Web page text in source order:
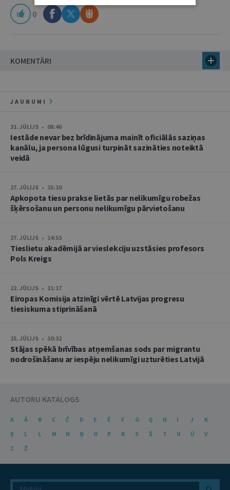
0
KOMENTĀRI
JAUNUMI
31. JŪLIJS • 08:46
Iestāde nevar bez brīdinājuma mainīt oficiālās saziņas
kanālu, ja persona lūgusi turpināt sazināties noteiktā
veidā
27. JŪLIJS • 15:10
Apkopota tiesu prakse lietās par nelikumīgu robežas
šķērsošanu un personu nelikumīgu pārvietošanu
27. JŪLIJS • 14:53
Tieslietu akadēmijā ar vieslekciju uzstāsies profesors
Pols Kreigs
22. JŪLIJS • 11:17
Eiropas Komisija atzinīgi vērtē Latvijas progresu
tiesiskuma stiprināšanā
15. JŪLIJS • 10:32
Stājas spēkā brīvības atņemšanas sods par migrantu
nodrošināšanu ar iespēju nelikumīgi uzturēties Latvijā
AUTORU KATALOGS
A Ā B C Č D E Ē F G Ģ H I J
K
Ķ
L Ļ M N Ņ O P R S Š T U Ū
V
Z
Ž